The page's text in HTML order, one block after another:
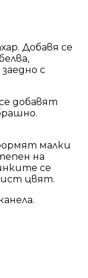
Добавя се
с
добавят
малки
на
се
цвят.